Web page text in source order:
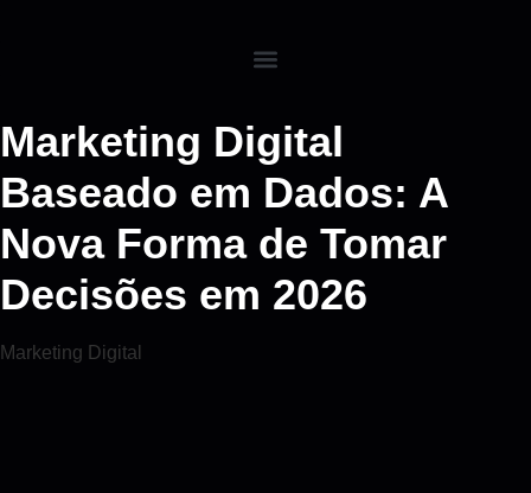
Marketing Digital
Baseado em Dados: A
Nova Forma de Tomar
Decisões em 2026
Marketing Digital